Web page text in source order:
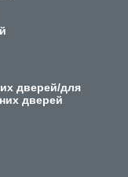
дверей/для
дверей